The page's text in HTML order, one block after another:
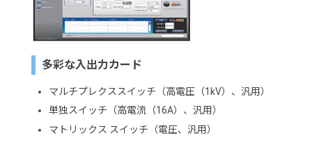
多彩な入出力カード
マルチプレクススイッチ（高電圧（1kV）、汎用）
単独スイッチ（高電流（16A）、汎用）
マトリックス スイッチ（電圧、汎用）